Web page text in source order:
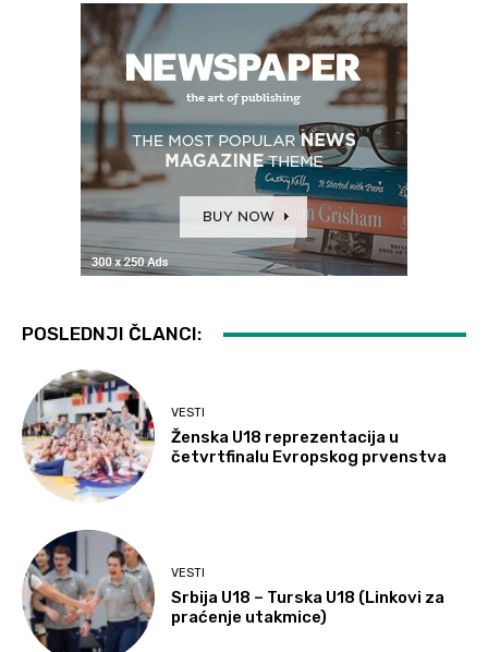
POSLEDNJI ČLANCI:
VESTI
Ženska U18 reprezentacija u
četvrtfinalu Evropskog prvenstva
VESTI
Srbija U18 – Turska U18 (Linkovi za
praćenje utakmice)